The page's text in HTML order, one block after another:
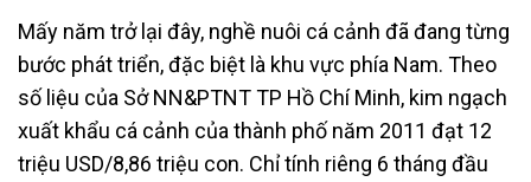
Mấy năm trở lại đây, nghề nuôi cá cảnh đã đang từng
bước phát triển, đặc biệt là khu vực phía Nam. Theo
số liệu của Sở NN&PTNT TP Hồ Chí Minh, kim ngạch
xuất khẩu cá cảnh của thành phố năm 2011 đạt 12
triệu USD/8,86 triệu con. Chỉ tính riêng 6 tháng đầu